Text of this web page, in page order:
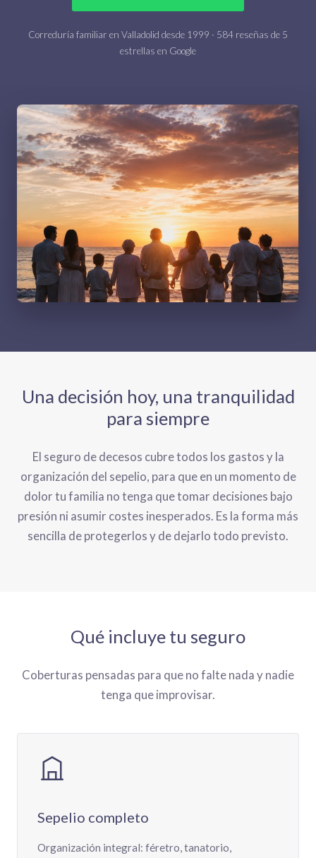
Correduría familiar en Valladolid desde 1999 · 584 reseñas de 5
estrellas en Google
Una decisión hoy, una tranquilidad
para siempre
El seguro de decesos cubre todos los gastos y la
organización del sepelio, para que en un momento de
dolor tu familia no tenga que tomar decisiones bajo
presión ni asumir costes inesperados. Es la forma más
sencilla de protegerlos y de dejarlo todo previsto.
Qué incluye tu seguro
Coberturas pensadas para que no falte nada y nadie
tenga que improvisar.
Sepelio completo
Organización integral: féretro, tanatorio,